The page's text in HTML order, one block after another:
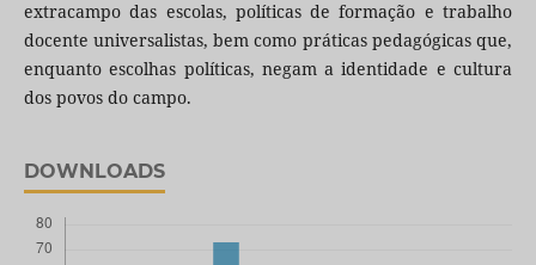
extracampo das escolas, políticas de formação e trabalho
docente universalistas, bem como práticas pedagógicas que,
enquanto escolhas políticas, negam a identidade e cultura
dos povos do campo.
DOWNLOADS